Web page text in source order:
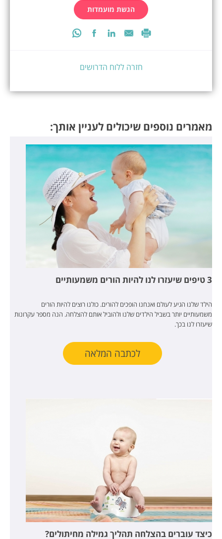
הגשת מועמדות
חזרה ללוח הדרושים
מאמרים נוספים שיכולים לעניין אותך:
3 טיפים שיעזרו לנו להיות הורים משמעותיים
הילד שלנו הגיע לעולם ואנחנו הופכים להורים. כולנו רוצים להיות הורים
משמעותיים יותר בשביל הילדים שלנו ולהוביל אותם להצלחה. הנה מספר עקרונות
שיעזרו לנו בכך.
לכתבה המלאה
כיצד עוברים בהצלחה תהליך גמילה מחיתולים?